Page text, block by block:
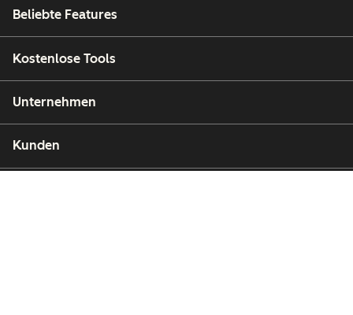
Beliebte Features
Kostenlose Tools
Unternehmen
Kunden